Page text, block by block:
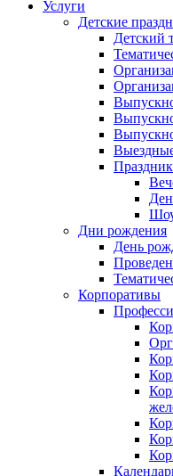
Услуги
Детские
Детский
Дни рождения
День
Корпоративы